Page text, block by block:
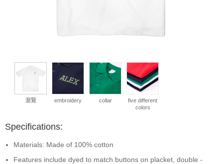
瀏覽 embroidery collar
five different
colors
Specifications:
Materials: Made of 100% cotton
Features include dyed to match buttons on placket, double -